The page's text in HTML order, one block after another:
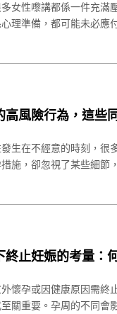
女性嚟講都係一件充滿
理準備，都可能未必應
高風險行為，這些
生在不經意的時刻，很
施，卻忽視了某些細節
終止妊娠的考量：
懷孕或因健康原因需終
關重要。孕周的不同會